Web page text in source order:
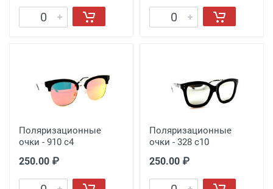
Поляризационные
очки - 910 с4
250.00 ₽
Поляризационные
очки - 328 с10
250.00 ₽